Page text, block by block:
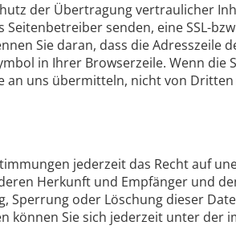
der Übertragung vertraulicher
senden, eine SSL-
Sie daran, dass die Adresszeile
in Ihrer Browserzeile. Wenn die
an uns übermitteln, nicht von
jederzeit das Recht auf
Herkunft und Empfänger und
Sperrung oder Löschung dieser
können Sie sich jederzeit unter der